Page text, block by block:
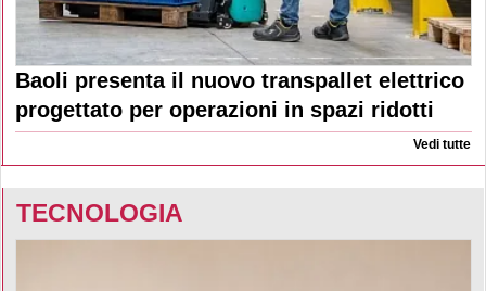
Baoli presenta il nuovo transpallet elettrico
progettato per operazioni in spazi ridotti
Vedi tutte
TECNOLOGIA